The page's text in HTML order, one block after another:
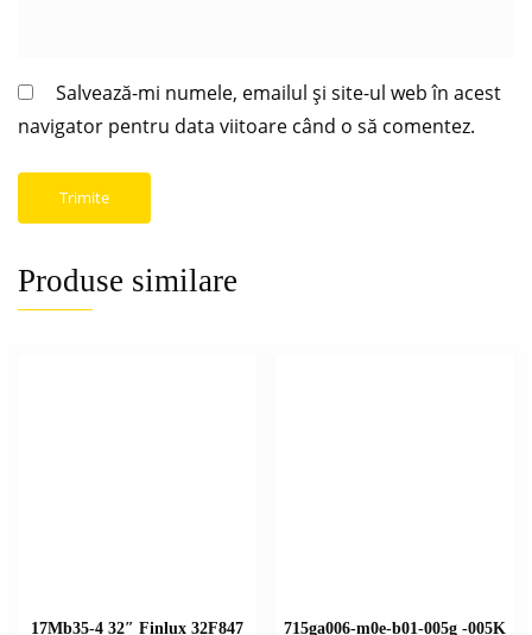
Salvează-mi numele, emailul și site-ul web în acest
navigator pentru data viitoare când o să comentez.
Produse similare
17Mb35-4 32″ Finlux 32F847
715ga006-m0e-b01-005g -005K